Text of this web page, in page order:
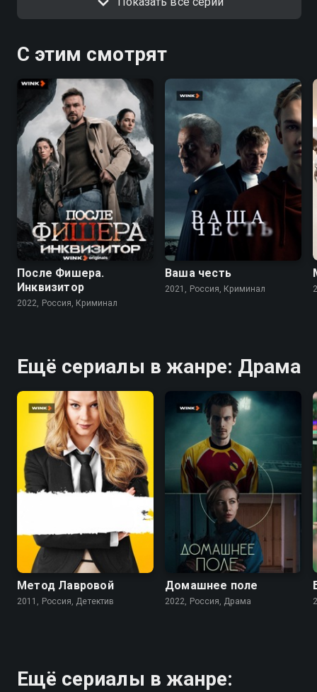
С этим смотрят
7.9 6.8
После Фишера.
Инквизитор
2022, Россия, Криминал
8.2 7.2
Ваша честь
2021, Россия, Криминал
Ещё сериалы в жанре: Драма
7.2
Метод Лавровой
2011, Россия, Детектив
7.3
Домашнее поле
2022, Россия, Драма
Ещё сериалы в жанре: